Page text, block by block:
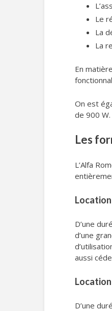
Le
La
La
En
On est
de 900 W.
Les
L’Alfa
D’une
d’une
aussi
Location
D’une